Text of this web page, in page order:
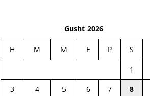
Gusht 2026
H M M E P S
1
3
4 5 6 7 8